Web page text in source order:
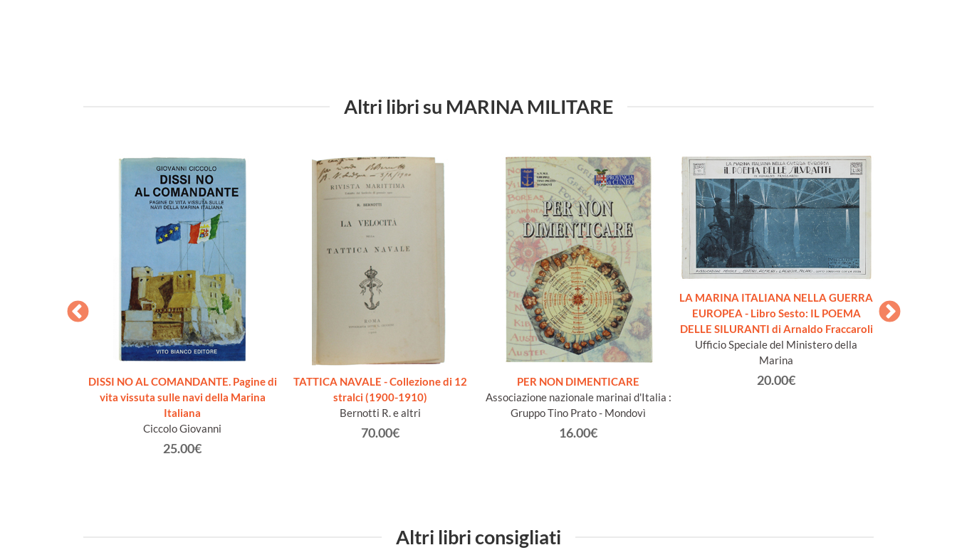
Altri libri su MARINA MILITARE
DISSI NO AL COMANDANTE. Pagine di
vita vissuta sulle navi della Marina
Italiana
Ciccolo Giovanni
25.00€
TATTICA NAVALE - Collezione di 12
stralci (1900-1910)
Bernotti R. e altri
70.00€
PER NON DIMENTICARE
Associazione nazionale marinai d'Italia :
Gruppo Tino Prato - Mondovì
16.00€
LA MARINA ITALIANA NELLA GUERRA
EUROPEA - Libro Sesto: IL POEMA
DELLE SILURANTI di Arnaldo Fraccaroli
Ufficio Speciale del Ministero della
Marina
20.00€
LA MARINA
EUROPEA
Altri libri consigliati